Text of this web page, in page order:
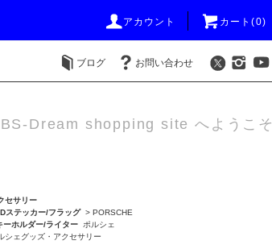
アカウント カート(0)
ブログ お問い合わせ
Dream shopping site へようこそ
セサリー
テッカー/フラッグ
ホルダー/ライター
> PORSCHE
ポルシェ
シェグッズ・アクセサリー